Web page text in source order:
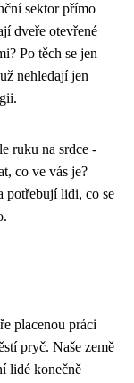
sektor přímo
dveře otevřené
Po těch se jen
nehledají jen
ruku na srdce -
co ve vás je?
potřebují lidi, co se
placenou práci
pryč. Naše země
lidé konečně